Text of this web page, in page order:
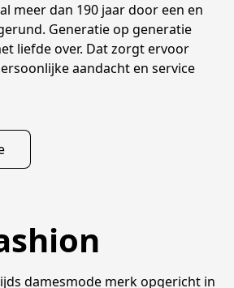
meer dan 190 jaar door een en
Generatie op generatie
liefde over. Dat zorgt ervoor
aandacht en service
damesmode merk opgericht in